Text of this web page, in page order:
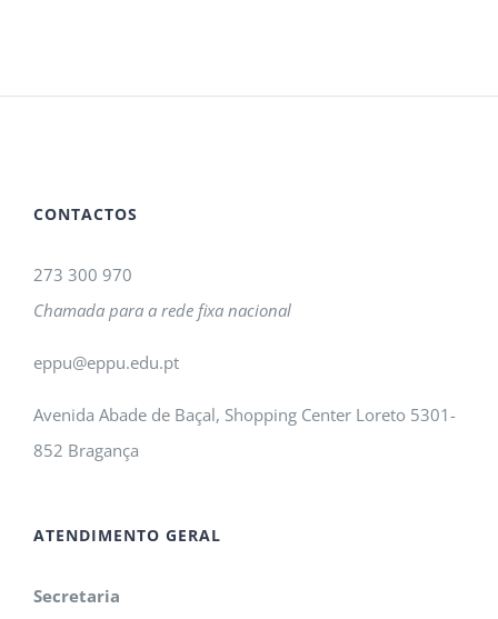
CONTACTOS
273 300 970
Chamada para a rede fixa nacional
eppu@eppu.edu.pt
Avenida Abade de Baçal, Shopping Center Loreto 5301-
852 Bragança
ATENDIMENTO GERAL
Secretaria